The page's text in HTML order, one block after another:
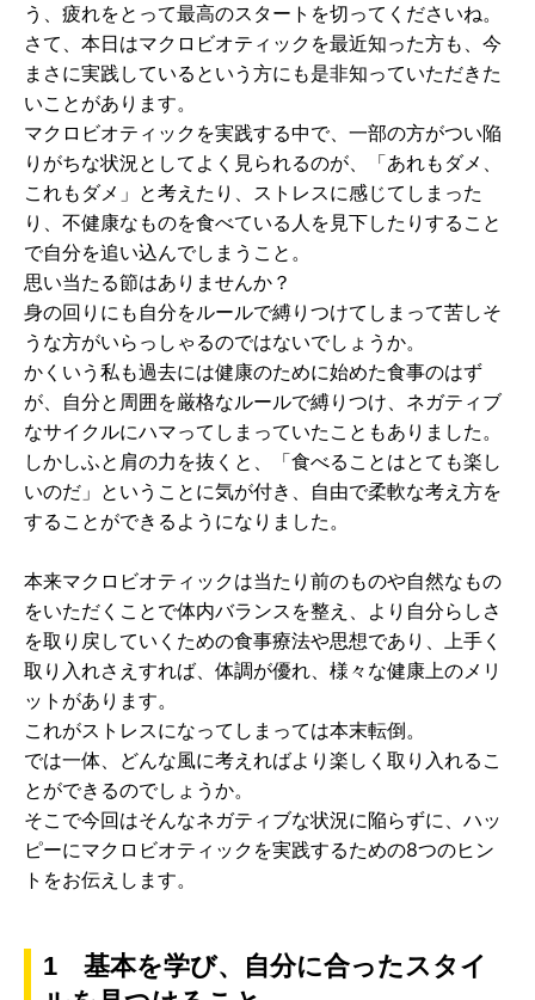
う、疲れをとって最高のスタートを切ってくださいね。
さて、本日はマクロビオティックを最近知った方も、今
まさに実践しているという方にも是非知っていただきた
いことがあります。
マクロビオティックを実践する中で、一部の方がつい陥
りがちな状況としてよく見られるのが、「あれもダメ、
これもダメ」と考えたり、ストレスに感じてしまった
り、不健康なものを食べている人を見下したりすること
で自分を追い込んでしまうこと。
思い当たる節はありませんか？
身の回りにも自分をルールで縛りつけてしまって苦しそ
うな方がいらっしゃるのではないでしょうか。
かくいう私も過去には健康のために始めた食事のはず
が、自分と周囲を厳格なルールで縛りつけ、ネガティブ
なサイクルにハマってしまっていたこともありました。
しかしふと肩の力を抜くと、「食べることはとても楽し
いのだ」ということに気が付き、自由で柔軟な考え方を
することができるようになりました。
本来マクロビオティックは当たり前のものや自然なもの
をいただくことで体内バランスを整え、より自分らしさ
を取り戻していくための食事療法や思想であり、上手く
取り入れさえすれば、体調が優れ、様々な健康上のメリ
ットがあります。
これがストレスになってしまっては本末転倒。
では一体、どんな風に考えればより楽しく取り入れるこ
とができるのでしょうか。
そこで今回はそんなネガティブな状況に陥らずに、ハッ
ピーにマクロビオティックを実践するための8つのヒン
トをお伝えします。
1 基本を学び、自分に合ったスタイ